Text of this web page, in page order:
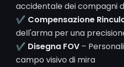
accidentale dei compagni
✔ Compensazione
dell'arma per una
✔ Disegna FOV –
campo visivo di mira